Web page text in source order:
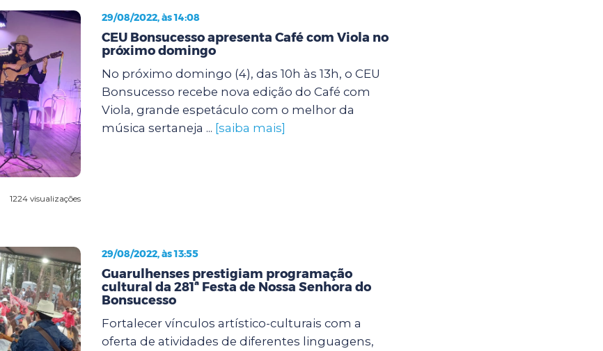
1224 visualizações
29/08/2022, às 14:08
CEU Bonsucesso apresenta Café com Viola no
próximo domingo
No próximo domingo (4), das 10h às 13h, o CEU
Bonsucesso recebe nova edição do Café com
Viola, grande espetáculo com o melhor da
música sertaneja ... [saiba mais]
29/08/2022, às 13:55
Guarulhenses prestigiam programação
cultural da 281ª Festa de Nossa Senhora do
Bonsucesso
Fortalecer vínculos artístico-culturais com a
oferta de atividades de diferentes linguagens,